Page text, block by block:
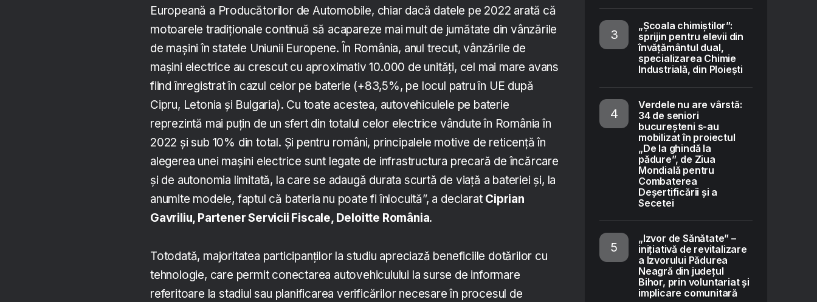
Europeană a Producătorilor de Automobile, chiar dacă datele pe 2022 arată că
motoarele tradiționale continuă să acapareze mai mult de jumătate din vânzările
de mașini în statele Uniunii Europene. În România, anul trecut, vânzările de
mașini electrice au crescut cu aproximativ 10.000 de unități, cel mai mare avans
fiind înregistrat în cazul celor pe baterie (+83,5%, pe locul patru în UE după
Cipru, Letonia și Bulgaria). Cu toate acestea, autovehiculele pe baterie
reprezintă mai puțin de un sfert din totalul celor electrice vândute în România în
2022 și sub 10% din total. Și pentru români, principalele motive de reticență în
alegerea unei mașini electrice sunt legate de infrastructura precară de încărcare
și de autonomia limitată, la care se adaugă durata scurtă de viață a bateriei și, la
anumite modele, faptul că bateria nu poate fi înlocuită”, a declarat Ciprian
Gavriliu, Partener Servicii Fiscale, Deloitte România.
Totodată, majoritatea participanților la studiu apreciază beneficiile dotărilor cu
tehnologie, care permit conectarea autovehiculului la surse de informare
referitoare la stadiul sau planificarea verificărilor necesare în procesul de
„Școala chimiștilor”:
sprijin pentru elevii din
învățământul dual,
specializarea Chimie
Industrială, din Ploiești
Verdele nu are vârstă:
34 de seniori
bucureșteni s-au
mobilizat în proiectul
„De la ghindă la
pădure”, de Ziua
Mondială pentru
Combaterea
Deșertificării și a
Secetei
„Izvor de Sănătate” –
inițiativă de revitalizare
a Izvorului Pădurea
Neagră din județul
Bihor, prin voluntariat și
implicare comunitară